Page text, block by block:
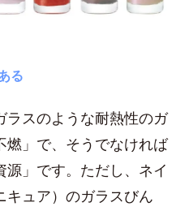
る
ラスのような耐熱性のガ
燃」で、そうでなければ
源」です。ただし、ネイ
キュア）のガラスびん